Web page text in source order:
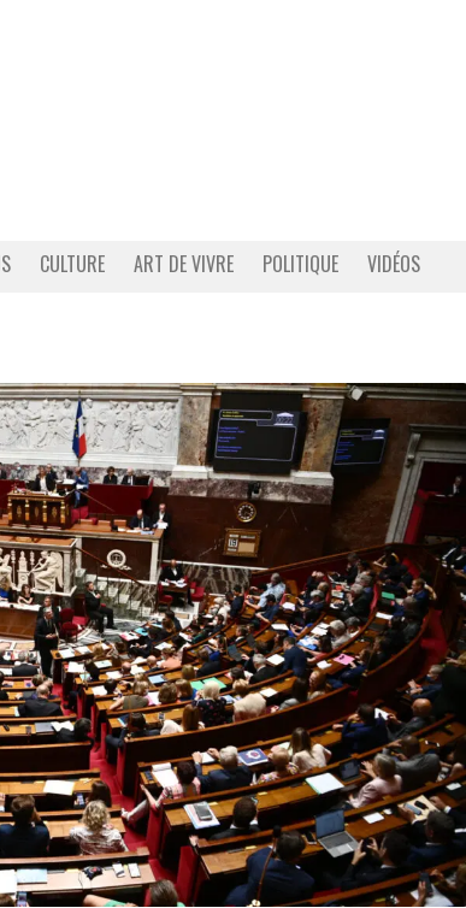
CULTURE ART DE VIVRE POLITIQUE VIDÉOS